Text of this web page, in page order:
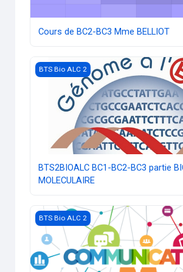
Cours de BC2-BC3 Mme BELLIOT
Image du cours BTS2BIOALC BC1-
BTS Bio ALC 2
BTS2BIOALC BC1-BC2-BC3 partie
MOLECULAIRE
Image du cours BTS2 BioALC _
BTS Bio ALC 2